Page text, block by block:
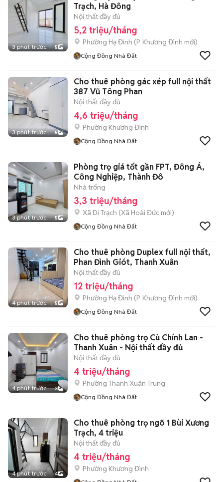
3 phút trước 5
Trạch, Hà Đông
Nội thất đầy đủ
5,2 triệu/tháng
Phường Hạ Đình (P. Khương Đình mới)
Cộng Đồng Nhà Đất
3 phút trước 5
Cho thuê phòng gác xép full nội thất
387 Vũ Tông Phan
Nội thất đầy đủ
4,6 triệu/tháng
Phường Khương Đình
Cộng Đồng Nhà Đất
3 phút trước 5
Phòng trọ giá tốt gần FPT, Đông Á,
Công Nghiệp, Thành Đô
Nhà trống
3,3 triệu/tháng
Xã Di Trạch (Xã Hoài Đức mới)
Cộng Đồng Nhà Đất
4 phút trước 5
Cho thuê phòng Duplex full nội thất,
Phan Đình Giót, Thanh Xuân
Nội thất đầy đủ
12 triệu/tháng
Phường Hạ Đình (P. Khương Đình mới)
Cộng Đồng Nhà Đất
4 phút trước 3
Cho thuê phòng trọ Cù Chính Lan -
Thanh Xuân - Nội thất đầy đủ
Nội thất đầy đủ
4 triệu/tháng
Phường Thanh Xuân Trung
Cộng Đồng Nhà Đất
4 phút trước 4
Cho thuê phòng trọ ngõ 1 Bùi Xương
Trạch, 4 triệu
Nội thất đầy đủ
4 triệu/tháng
Phường Khương Đình